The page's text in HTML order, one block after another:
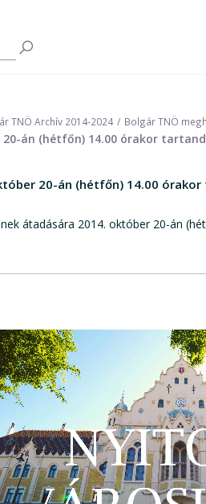
TNÖ Archív 2014-2024 Bolgár TNÖ
20-án (hétfőn) 14.00 órakor
20-án (hétfőn) 14.00
átadására 2014. október 20-án